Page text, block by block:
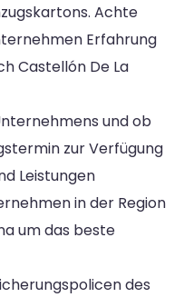
Achte
Erfahrung
Castellón De La
und ob
zur Verfügung
Leistungen
in der Region
um das beste
des